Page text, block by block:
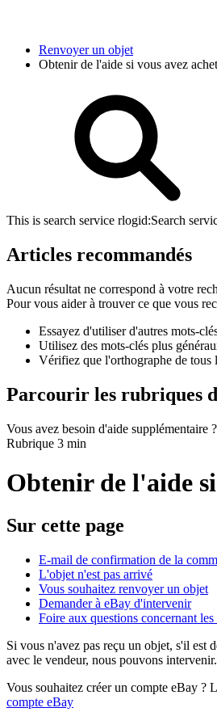
Renvoyer un objet
Obtenir de l'aide si vous avez
This is search service rlogid:Search
Articles recommandés
Aucun résultat ne correspond à votre
Pour vous aider à trouver ce que vous
Essayez d'utiliser d'autres mots-
Utilisez des mots-clés plus
Vérifiez que l'orthographe de tous
Parcourir les rubriques
Vous avez besoin d'aide supplémentaire ?
Rubrique 3 min
Obtenir de l'aide
Sur cette page
E-mail de confirmation de la
L'objet n'est pas arrivé
Vous souhaitez renvoyer un objet
Demander à eBay d'intervenir
Foire aux questions concernant les
Si vous n'avez pas reçu un objet, s'il est
avec le vendeur, nous pouvons intervenir.
Vous souhaitez créer un compte eBay ?
compte eBay